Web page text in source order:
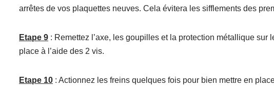
arrêtes de vos plaquettes neuves. Cela évitera les sifflements des
Etape 9 : Remettez l’axe, les goupilles et la protection métallique sur
place à l’aide des 2 vis.
Etape 10 : Actionnez les freins quelques fois pour bien mettre en